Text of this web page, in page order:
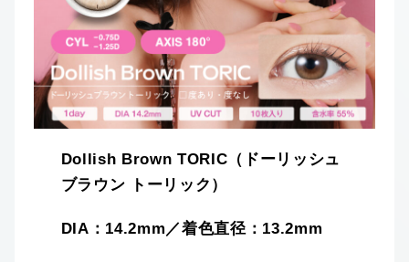
Dollish Brown TORIC（ドーリッシュ
ブラウン トーリック）
DIA：14.2mm／着色直径：13.2mm